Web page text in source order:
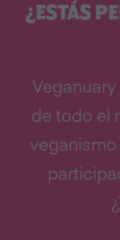
¿ESTÁS
de todo el
veganismo